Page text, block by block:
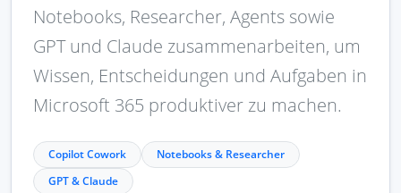
Notebooks, Researcher, Agents sowie
GPT und Claude zusammenarbeiten, um
Wissen, Entscheidungen und Aufgaben in
Microsoft 365 produktiver zu machen.
Copilot Cowork
Notebooks & Researcher
GPT & Claude